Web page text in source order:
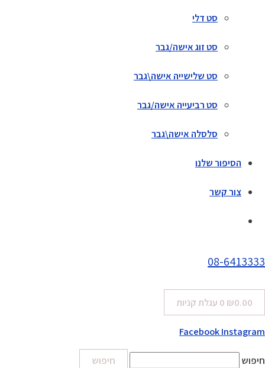
סט דלי
סט זוג אישה/גבר
סט שלישייה אישה\גבר
סט רביעייה אישה/גבר
סלסלה אישה\גבר
הסיפור שלנו
צור קשר
08-6413333
₪0.00
0 עגלת קניות
FacebookInstagram
חיפוש חיפוש